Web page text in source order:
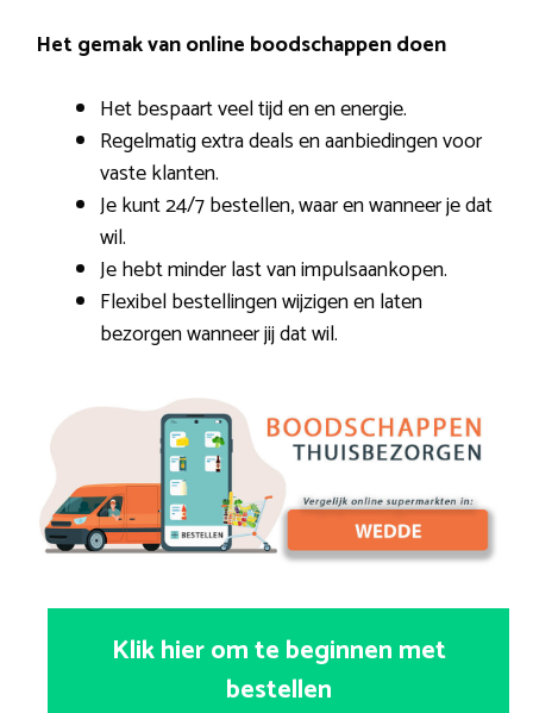
Het gemak van online boodschappen doen
Het bespaart veel tijd en en energie.
Regelmatig extra deals en aanbiedingen voor
vaste klanten.
Je kunt 24/7 bestellen, waar en wanneer je dat
wil.
Je hebt minder last van impulsaankopen.
Flexibel bestellingen wijzigen en laten
bezorgen wanneer jij dat wil.
Klik hier om te beginnen met
bestellen